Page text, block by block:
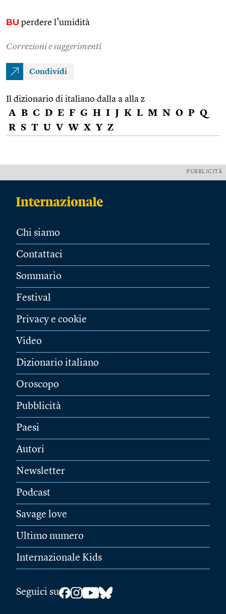
BU perdere l’umidità
Correzioni e suggerimenti
Condividi
Il dizionario di italiano dalla a alla z
A B C D E F G H I J K L M N O P Q
R S T U V W X Y Z
PUBBLICITÀ
Chi siamo
Contattaci
Sommario
Festival
Privacy e cookie
Video
Dizionario italiano
Oroscopo
Pubblicità
Paesi
Autori
Newsletter
Podcast
Savage love
Ultimo numero
Internazionale Kids
Seguici su